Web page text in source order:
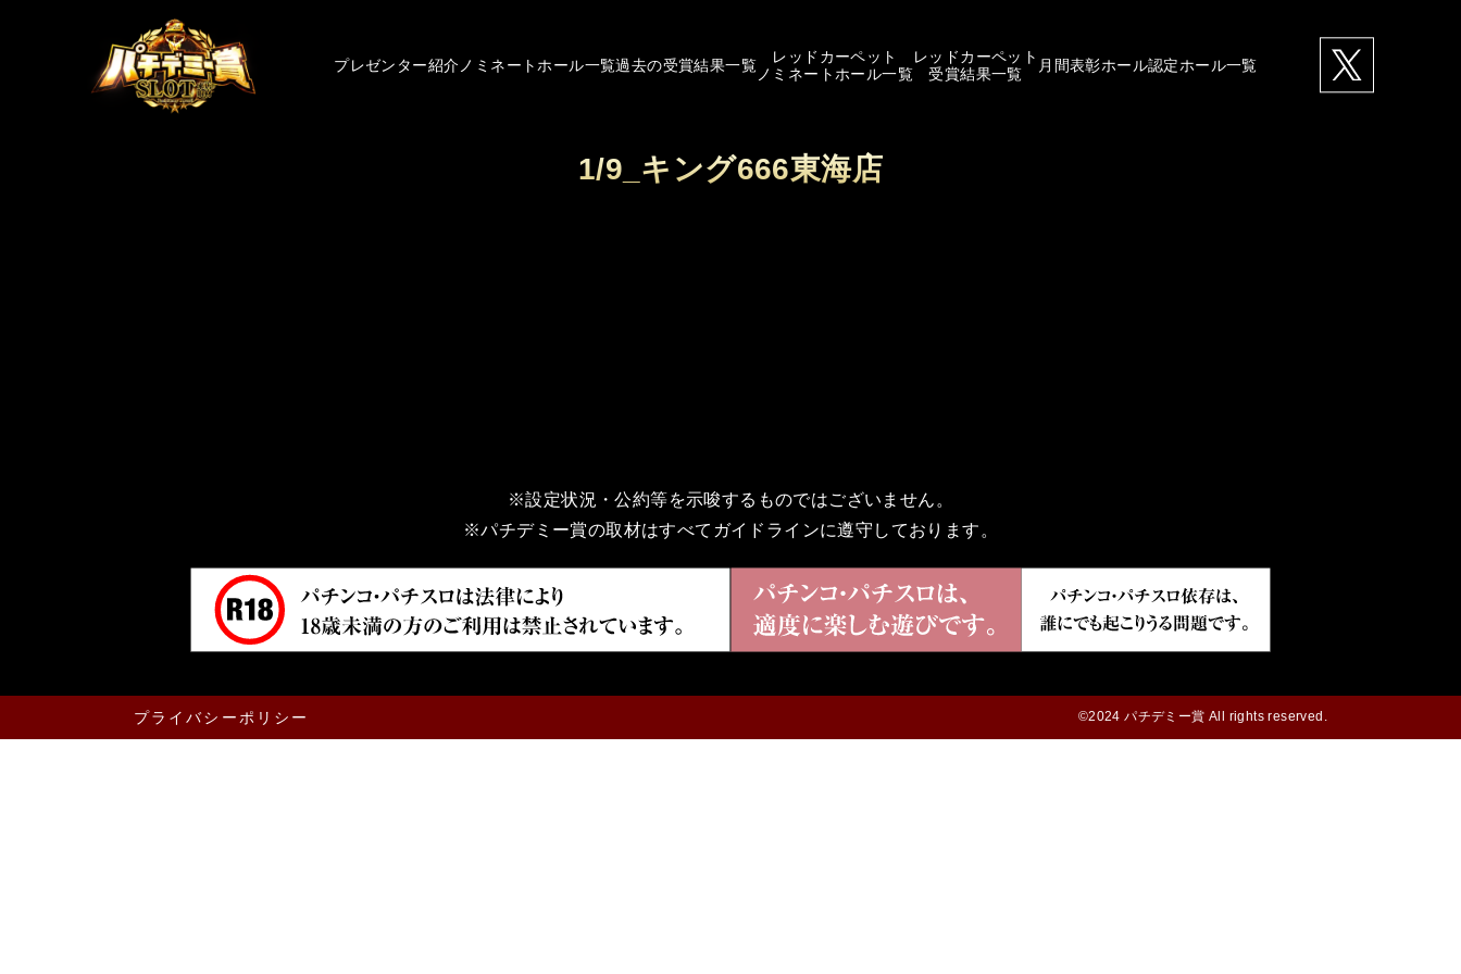
プレゼンター紹介 ノミネートホール一覧過去の受賞結果一覧
レッドカーペット
ノミネートホール一覧
レッドカーペット
受賞結果一覧
月間表彰ホール認定ホール一覧
1/9_キング666東海店
※設定状況・公約等を示唆するものではございません。
※パチデミー賞の取材はすべてガイドラインに遵守しております。
プライバシーポリシー ©2024 パチデミー賞 All rights reserved.